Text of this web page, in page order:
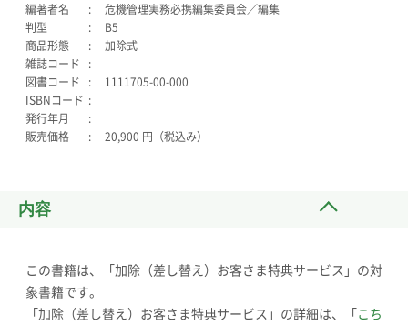
編著者名
危機管理実務必携編集委員会／編集
判型
B5
商品形態
加除式
雑誌コード
図書コード
1111705-00-000
ISBNコード
発行年月
販売価格
20,900 円（税込み）
内容
この書籍は、「加除（差し替え）お客さま特典サービス」の対
象書籍です。
「加除（差し替え）お客さま特典サービス」の詳細は、「こち